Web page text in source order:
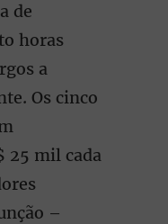
de
horas
a
Os cinco
25 mil cada
–